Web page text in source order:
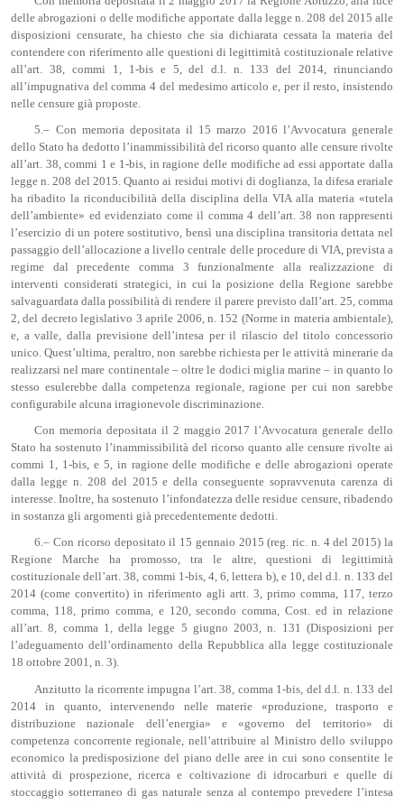
delle abrogazioni o delle modifiche apportate dalla legge n. 208 del 2015 alle
disposizioni censurate, ha chiesto che sia dichiarata cessata la materia del
contendere con riferimento alle questioni di legittimità costituzionale relative
all’art. 38, commi 1, 1-bis e 5, del d.l. n. 133 del 2014, rinunciando
all’impugnativa del comma 4 del medesimo articolo e, per il resto, insistendo
nelle censure già proposte.
5.– Con memoria depositata il 15 marzo 2016 l’Avvocatura generale
dello Stato ha dedotto l’inammissibilità del ricorso quanto alle censure rivolte
all’art. 38, commi 1 e 1-bis, in ragione delle modifiche ad essi apportate dalla
legge n. 208 del 2015. Quanto ai residui motivi di doglianza, la difesa erariale
ha ribadito la riconducibilità della disciplina della VIA alla materia «tutela
dell’ambiente» ed evidenziato come il comma 4 dell’art. 38 non rappresenti
l’esercizio di un potere sostitutivo, bensì una disciplina transitoria dettata nel
passaggio dell’allocazione a livello centrale delle procedure di VIA, prevista a
regime dal precedente comma 3 funzionalmente alla realizzazione di
interventi considerati strategici, in cui la posizione della Regione sarebbe
salvaguardata dalla possibilità di rendere il parere previsto dall’art. 25, comma
2, del decreto legislativo 3 aprile 2006, n. 152 (Norme in materia ambientale),
e, a valle, dalla previsione dell’intesa per il rilascio del titolo concessorio
unico. Quest’ultima, peraltro, non sarebbe richiesta per le attività minerarie da
realizzarsi nel mare continentale – oltre le dodici miglia marine – in quanto lo
stesso esulerebbe dalla competenza regionale, ragione per cui non sarebbe
configurabile alcuna irragionevole discriminazione.
Con memoria depositata il 2 maggio 2017 l’Avvocatura generale dello
Stato ha sostenuto l’inammissibilità del ricorso quanto alle censure rivolte ai
commi 1, 1-bis, e 5, in ragione delle modifiche e delle abrogazioni operate
dalla legge n. 208 del 2015 e della conseguente sopravvenuta carenza di
interesse. Inoltre, ha sostenuto l’infondatezza delle residue censure, ribadendo
in sostanza gli argomenti già precedentemente dedotti.
6.– Con ricorso depositato il 15 gennaio 2015 (reg. ric. n. 4 del 2015) la
Regione Marche ha promosso, tra le altre, questioni di legittimità
costituzionale dell’art. 38, commi 1-bis, 4, 6, lettera b), e 10, del d.l. n. 133 del
2014 (come convertito) in riferimento agli artt. 3, primo comma, 117, terzo
comma, 118, primo comma, e 120, secondo comma, Cost. ed in relazione
all’art. 8, comma 1, della legge 5 giugno 2003, n. 131 (Disposizioni per
l’adeguamento dell’ordinamento della Repubblica alla legge costituzionale
18 ottobre 2001, n. 3).
Anzitutto la ricorrente impugna l’art. 38, comma 1-bis, del d.l. n. 133 del
2014 in quanto, intervenendo nelle materie «produzione, trasporto e
distribuzione nazionale dell’energia» e «governo del territorio» di
competenza concorrente regionale, nell’attribuire al Ministro dello sviluppo
economico la predisposizione del piano delle aree in cui sono consentite le
attività di prospezione, ricerca e coltivazione di idrocarburi e quelle di
stoccaggio sotterraneo di gas naturale senza al contempo prevedere l’intesa